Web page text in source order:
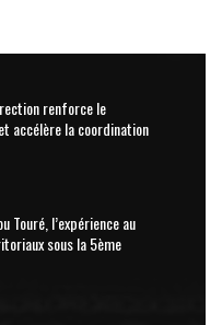
renforce le
accélère la coordination
Touré, l’expérience au
sous la 5ème